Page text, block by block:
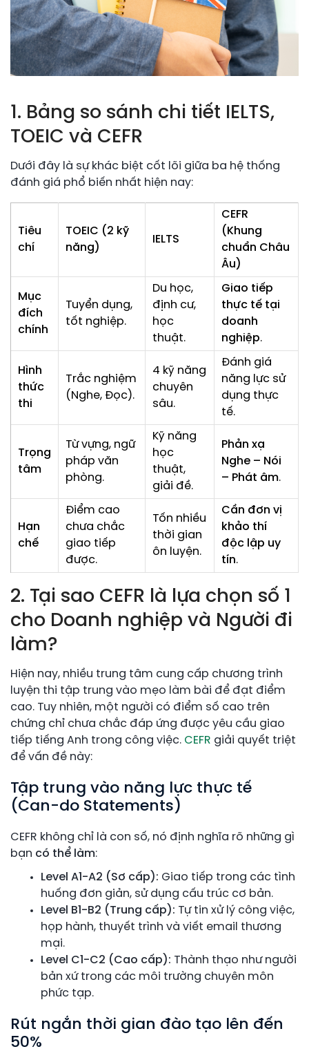
1. Bảng so sánh chi tiết IELTS,
TOEIC và CEFR
Dưới đây là sự khác biệt cốt lõi giữa ba hệ thống
đánh giá phổ biến nhất hiện nay:
Tiêu
chí
TOEIC (2 kỹ
năng)
IELTS
CEFR
(Khung
chuẩn Châu
Âu)
Mục
đích
chính
Tuyển dụng,
tốt nghiệp.
Du học,
định cư,
học
thuật.
Giao tiếp
thực tế tại
doanh
nghiệp.
Hình
thức
thi
Trắc nghiệm
(Nghe, Đọc).
4 kỹ năng
chuyên
sâu.
Đánh giá
năng lực sử
dụng thực
tế.
Trọng
tâm
Từ vựng, ngữ
pháp văn
phòng.
Kỹ năng
học
thuật,
giải đề.
Phản xạ
Nghe – Nói
– Phát âm.
Hạn
chế
Điểm cao
chưa chắc
giao tiếp
được.
Tốn nhiều
thời gian
ôn luyện.
Cần đơn vị
khảo thí
độc lập uy
tín.
2. Tại sao CEFR là lựa chọn số 1
cho Doanh nghiệp và Người đi
làm?
Hiện nay, nhiều trung tâm cung cấp chương trình
luyện thi tập trung vào mẹo làm bài để đạt điểm
cao. Tuy nhiên, một người có điểm số cao trên
chứng chỉ chưa chắc đáp ứng được yêu cầu giao
tiếp tiếng Anh trong công việc. CEFR giải quyết triệt
để vấn đề này:
Tập trung vào năng lực thực tế
(Can-do Statements)
CEFR không chỉ là con số, nó định nghĩa rõ những gì
bạn có thể làm:
Level A1-A2 (Sơ cấp): Giao tiếp trong các tình
huống đơn giản, sử dụng cấu trúc cơ bản.
Level B1-B2 (Trung cấp): Tự tin xử lý công việc,
họp hành, thuyết trình và viết email thương
mại.
Level C1-C2 (Cao cấp): Thành thạo như người
bản xứ trong các môi trường chuyên môn
phức tạp.
Rút ngắn thời gian đào tạo lên đến
50%